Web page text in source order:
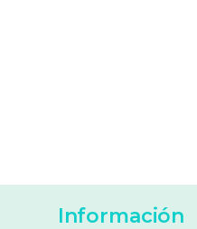
Información